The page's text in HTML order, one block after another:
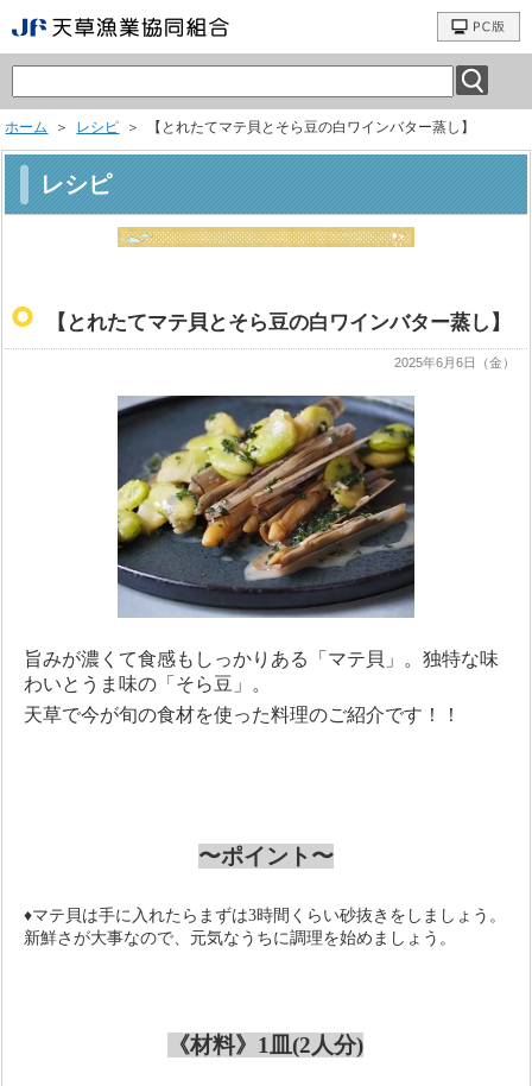
ホーム ＞ レシピ ＞ 【とれたてマテ貝とそら豆の白ワインバター蒸し】
レシピ
【とれたてマテ貝とそら豆の白ワインバター蒸し】
2025年6月6日（金）
旨みが濃くて食感もしっかりある「マテ貝」。独特な味
わいとうま味の「そら豆」。
天草で今が旬の食材を使った料理のご紹介です！！
〜ポイント〜
♦マテ貝は手に入れたらまずは3時間くらい砂抜きをしましょう。
新鮮さが大事なので、元気なうちに調理を始めましょう。
《材料》1皿(2人分)